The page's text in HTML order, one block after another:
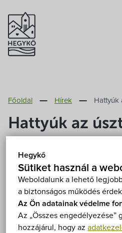
Hegykő
Sütiket használ a
Weboldalunk a lehető
a biztonságos működés
Az Ön adatainak védelme
Az „Összes engedélyezése”
hozzájárul, hogy az
Fontos telefonszámok
Földrajzi adottság
Éghajlat
Hegykő történelme
Éttermek
Programok
Önkormányzat
Főoldal Hírek Hattyúk
Hattyúk az
Az úsztató rehabilitációja
madármegfigyelő-hely
háromfős hattyúcsalád
vannak, reméljük sokáig